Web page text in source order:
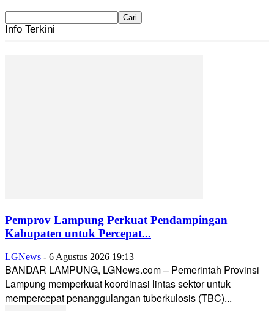
Info Terkini
Pemprov Lampung Perkuat Pendampingan
Kabupaten untuk Percepat...
LGNews - 6 Agustus 2026 19:13
BANDAR LAMPUNG, LGNews.com – Pemerintah Provinsi
Lampung memperkuat koordinasi lintas sektor untuk
mempercepat penanggulangan tuberkulosis (TBC)...